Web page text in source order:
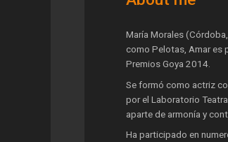
María Morales
como Pelotas, Amar es
Premios Goya 2014.
Se formó como actriz
por el Laboratorio
aparte de armonía y
Ha participado en